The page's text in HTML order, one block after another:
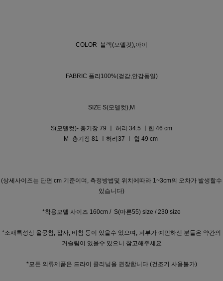
COLOR 블랙(모델컷),아이
FABRIC 폴리100%(겉감,안감동일)
SIZE S(모델컷),M
S(모델컷)- 총기장 79 ㅣ 허리 34.5 ㅣ힙 46 cm
M- 총기장 81 ㅣ허리37 ㅣ 힙 49 cm
(상세사이즈는 단면 cm 기준이며, 측정방법및 위치에따라 1~3cm의 오차가 발생할수
있습니다)
*착용모델 사이즈 160cm / S(마른55) size / 230 size
*소재특성상 올뭉침, 잡사, 비침 등이 있을수 있으며, 피부가 예민하신 분들은 약간의
거슬림이 있을수 있으니 참고해주세요
*모든 의류제품은 드라이 클리닝을 권장합니다 (건조기 사용불가)